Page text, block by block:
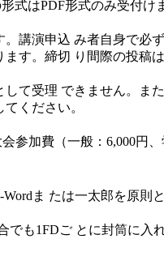
式はPDF形式のみ受付け
講演申込 み者自身で必
す。締切 り間際の投稿
て受理 できません。ま
ください。
加費（一般：6,000円、
ま たは一太郎を原則と
も1FDご とに封筒に入